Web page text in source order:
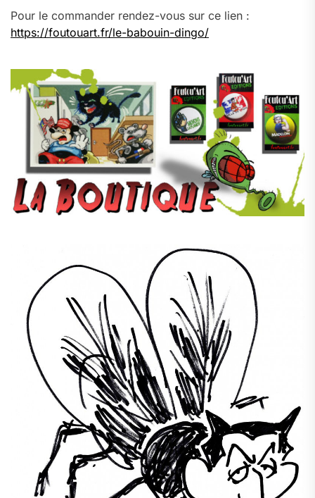
Pour le commander rendez-vous sur ce lien :
https://foutouart.fr/le-babouin-dingo/